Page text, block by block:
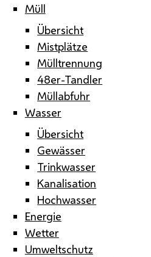
Müll
Übersicht
Mistplätze
Mülltrennung
48er-Tandler
Müllabfuhr
Wasser
Übersicht
Gewässer
Trinkwasser
Kanalisation
Hochwasser
Energie
Wetter
Umweltschutz